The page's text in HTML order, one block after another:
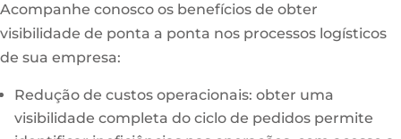
Acompanhe conosco os benefícios de obter
visibilidade de ponta a ponta nos processos logísticos
de sua empresa:
Redução de custos operacionais: obter uma
visibilidade completa do ciclo de pedidos permite